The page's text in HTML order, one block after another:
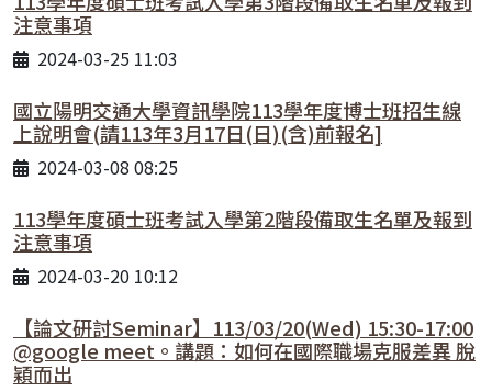
注意事項
2024-03-25 11:03
國立陽明交通大學資訊學院113學年度博士班招生線
上說明會(請113年3月17日(日)(含)前報名]
2024-03-08 08:25
113學年度碩士班考試入學第2階段備取生名單及報到
注意事項
2024-03-20 10:12
【論文研討Seminar】113/03/20(Wed) 15:30-17:00
@google meet。講題：如何在國際職場克服差異 脫
穎而出